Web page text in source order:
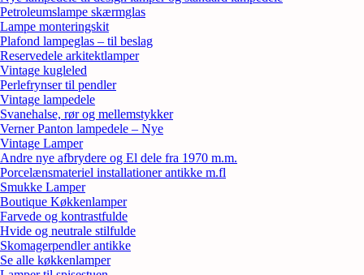
Petroleumslampe skærmglas
Lampe monteringskit
Plafond lampeglas – til beslag
Reservedele arkitektlamper
Vintage kugleled
Perlefrynser til pendler
Vintage lampedele
Svanehalse, rør og mellemstykker
Verner Panton lampedele – Nye
Vintage Lamper
Andre nye afbrydere og El dele fra 1970 m.m.
Porcelænsmateriel installationer antikke m.fl
Smukke Lamper
Boutique Køkkenlamper
Farvede og kontrastfulde
Hvide og neutrale stilfulde
Skomagerpendler antikke
Se alle køkkenlamper